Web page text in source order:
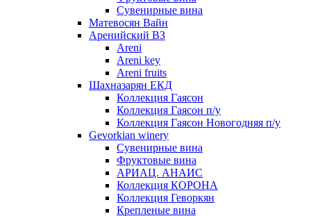
Cувенирные вина
Матевосян Вайн
Аренийский ВЗ
Areni
Areni key
Areni fruits
Шахназарян ЕКД
Коллекция Гаясон
Коллекция Гаясон п/у
Коллекция Гаясон Новогодняя п/у
Gevorkian winery
Сувенирные вина
Фруктовые вина
АРИАЦ. АНАИС
Коллекция КОРОНА
Коллекция Геворкян
Крепленые вина